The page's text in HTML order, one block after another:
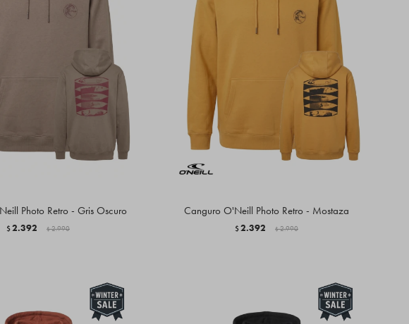
Photo Retro - Gris Oscuro
$2.392 $ 2.990
Canguro O'Neill Photo Retro - Mostaza
$2.392 $ 2.990